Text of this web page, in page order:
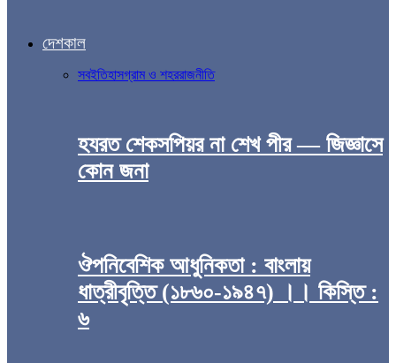
দেশকাল
সবইতিহাসগ্রাম ও শহররাজনীতি
হযরত শেকসপিয়র না শেখ পীর — জিজ্ঞাসে
কোন জনা
ঔপনিবেশিক আধুনিকতা : বাংলায়
ধাত্রীবৃত্তি (১৮৬০-১৯৪৭) ।। কিস্তি :
৬